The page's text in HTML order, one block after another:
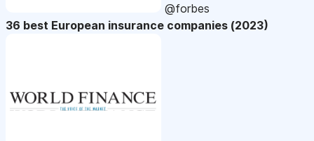
@forbes
36 best European insurance companies (2023)